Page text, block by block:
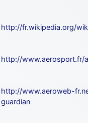
http://fr.wikipedia.org/
http://www.aerosport.fr/
http://www.aeroweb-
guardian